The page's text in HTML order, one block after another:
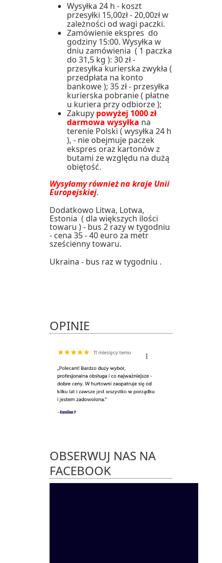
Wysyłka 24 h - koszt
przesyłki 15,00zł - 20,00zł w
zależności od wagi paczki.
Zamówienie ekspres do
godziny 15:00. Wysyłka w
dniu zamówienia ( 1 paczka
do 31,5 kg ): 30 zł -
przesyłka kurierska zwykła (
przedpłata na konto
bankowe ); 35 zł - przesyłka
kurierska pobranie ( płatne
u kuriera przy odbiorze );
Zakupy powyżej 1000 zł
darmowa wysyłka na
terenie Polski ( wysyłka 24 h
), - nie obejmuje paczek
ekspres oraz kartonów z
butami ze względu na dużą
obiętość.
Wysyłamy również na kraje Unii
Europejskiej.
Dodatkowo Litwa, Lotwa,
Estonia ( dla większych ilości
towaru ) - bus 2 razy w tygodniu
- cena 35 - 40 euro za metr
sześcienny towaru.
Ukraina - bus raz w tygodniu .
OPINIE
OBSERWUJ NAS NA
FACEBOOK